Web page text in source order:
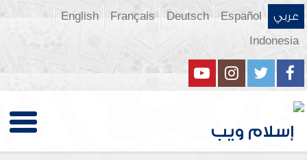
عربي Español
Deutsch
Français
English
Indonesia